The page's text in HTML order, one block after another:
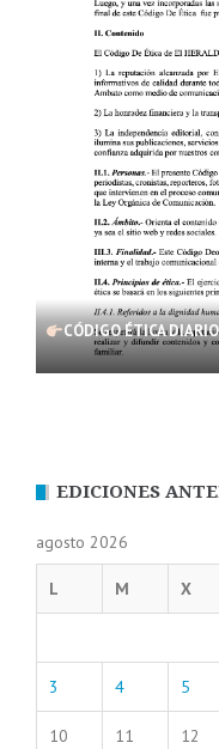
CÓDIGO ÉTICA
EDICIONES
agosto 2026
L M X
3 4 5
10 11 12